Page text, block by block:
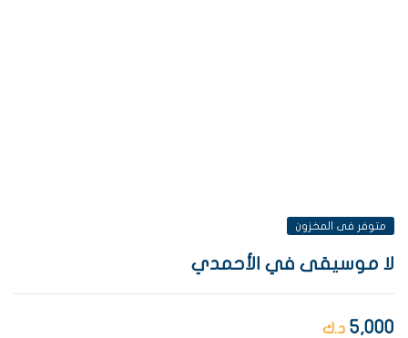
متوفر فى المخزون
لا موسيقى في الأحمدي
5,000 د.ك